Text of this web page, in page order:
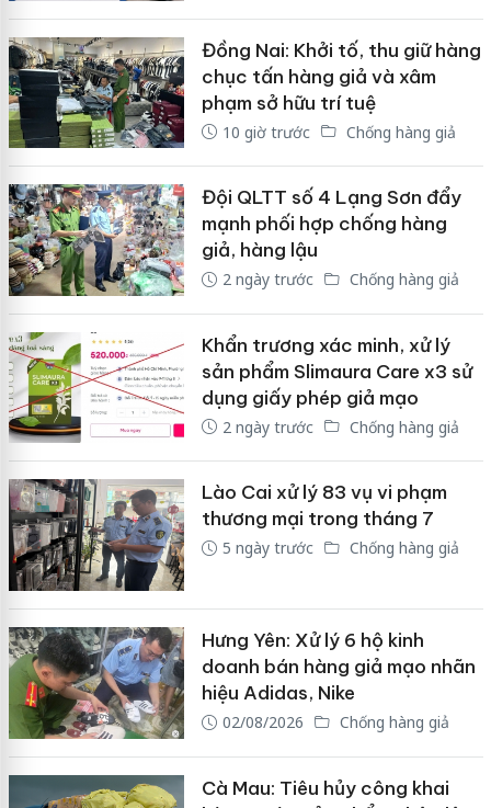
Đồng Nai: Khởi tố, thu giữ hàng
chục tấn hàng giả và xâm
phạm sở hữu trí tuệ
10 giờ trước Chống hàng giả
Đội QLTT số 4 Lạng Sơn đẩy
mạnh phối hợp chống hàng
giả, hàng lậu
2 ngày trước Chống hàng giả
Khẩn trương xác minh, xử lý
sản phẩm Slimaura Care x3 sử
dụng giấy phép giả mạo
2 ngày trước Chống hàng giả
Lào Cai xử lý 83 vụ vi phạm
thương mại trong tháng 7
5 ngày trước Chống hàng giả
Hưng Yên: Xử lý 6 hộ kinh
doanh bán hàng giả mạo nhãn
hiệu Adidas, Nike
02/08/2026 Chống hàng giả
Cà Mau: Tiêu hủy công khai